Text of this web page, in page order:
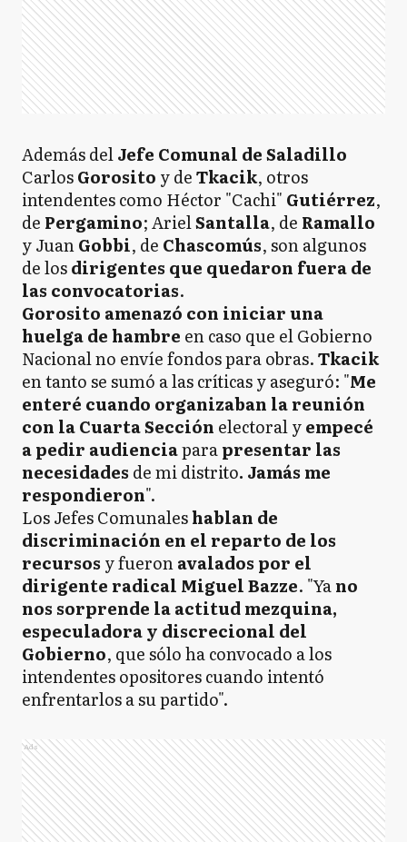
Además delJefe Comunal de Saladillo
CarlosGorosito y deTkacik, otros
intendentes como Héctor "Cachi" Gutiérrez,
de Pergamino; ArielSantalla, de Ramallo
y JuanGobbi, de Chascomús, son algunos
de losdirigentes que quedaron fuera de
las convocatorias.
Gorosito amenazó con iniciar una
huelga de hambre en caso que el Gobierno
Nacional no envíe fondos para obras.Tkacik
en tanto se sumó a las críticas y aseguró: "Me
enteré cuando organizaban la reunión
con la Cuarta Sección electoral yempecé
a pedir audienciaparapresentar las
necesidades de mi distrito. Jamás me
respondieron".
Los Jefes Comunaleshablan de
discriminación en el reparto de los
recursos y fueronavalados por el
dirigente radical Miguel Bazze. "Yano
nos sorprende la actitud mezquina,
especuladora y discrecional del
Gobierno, que sólo ha convocado a los
intendentes opositores cuando intentó
enfrentarlos a su partido".
Ads